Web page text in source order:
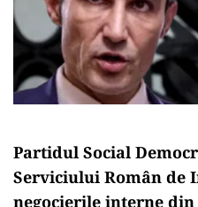
Partidul Social
Serviciului Român de
negocierile interne